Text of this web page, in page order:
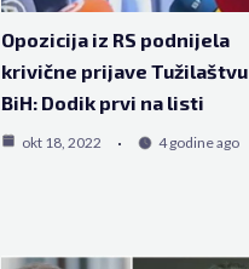
Opozicija iz RS podnijela
krivične prijave Tužilaštvu
BiH: Dodik prvi na listi
okt 18, 2022 4 godine ago